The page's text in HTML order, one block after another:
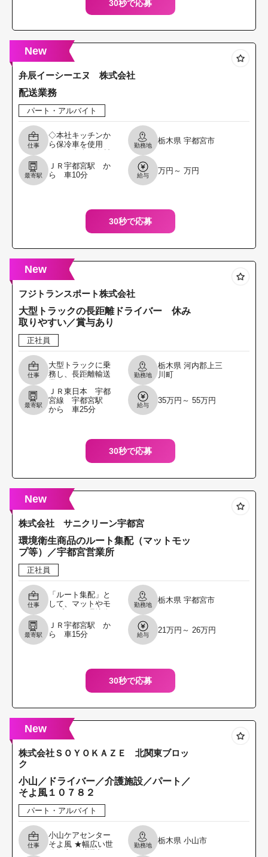
30秒で応募
New
弁辰イーシーエヌ 株式会社
配送業務
パート・アルバイト
仕事
◇本社キッチンか
ら保冷車を使用
を固定の お客様の
食堂へ届けていた
だく業務です。 ＊
勤務地
栃木県 宇都宮市
最寄駅
ＪＲ宇都宮駅 か
ら 車10分
給与
万円～ 万円
30秒で応募
New
フジトランスポート株式会社
大型トラックの長距離ドライバー 休み
取りやすい／賞与あり
正社員
仕事
大型トラックに乗
務し、長距離輸送
ただきます。 主に
決まったルートで
運行する定期便が
勤務地
栃木県 河内郡上三
川町
最寄駅
ＪＲ東日本 宇都
宮線 宇都宮駅
から 車25分
給与
35万円～ 55万円
30秒で応募
New
株式会社 サニクリーン宇都宮
環境衛生商品のルート集配（マットモッ
プ等）／宇都宮営業所
正社員
仕事
「ルート集配」と
して、マットやモ
生商品の交換 業務
をお任せします。
エリアは石橋、壬
勤務地
栃木県 宇都宮市
最寄駅
ＪＲ宇都宮駅 か
ら 車15分
給与
21万円～ 26万円
30秒で応募
New
株式会社ＳＯＹＯＫＡＺＥ 北関東ブロッ
ク
小山／ドライバー／介護施設／パート／
そよ風１０７８２
パート・アルバイト
仕事
小山ケアセンター
そよ風 ★幅広い世
勤務地
栃木県 小山市